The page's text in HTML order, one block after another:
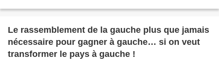
Le rassemblement de la gauche plus que jamais
nécessaire pour gagner à gauche… si on veut
transformer le pays à gauche !